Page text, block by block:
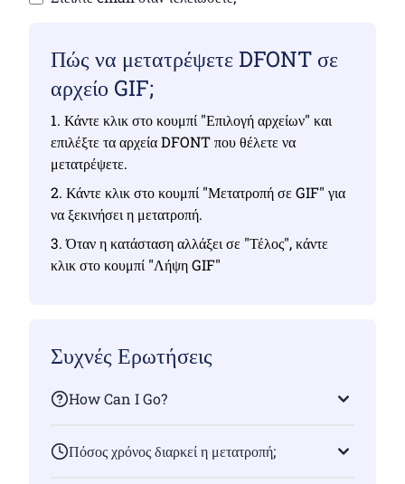
Πώς να μετατρέψετε DFONT σε
αρχείο GIF;
1. Κάντε κλικ στο κουμπί "Επιλογή αρχείων" και
επιλέξτε τα αρχεία DFONT που θέλετε να
μετατρέψετε.
2. Κάντε κλικ στο κουμπί "Μετατροπή σε GIF" για
να ξεκινήσει η μετατροπή.
3. Όταν η κατάσταση αλλάξει σε "Τέλος", κάντε
κλικ στο κουμπί "Λήψη GIF"
Συχνές Ερωτήσεις
How Can I Go?
Πόσος χρόνος διαρκεί η μετατροπή;